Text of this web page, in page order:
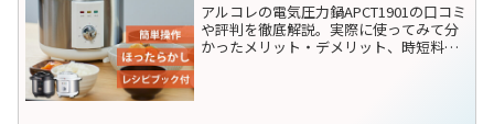
アルコレの電気圧力鍋APCT1901の口コミ
や評判を徹底解説。実際に使ってみて分
かったメリット・デメリット、時短料理